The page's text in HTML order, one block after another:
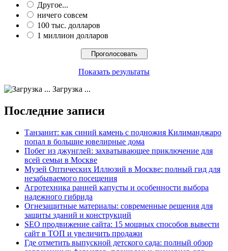
Другое...
ничего совсем
100 тыс. долларов
1 миллион долларов
Показать результаты
Загрузка ...
Последние записи
Танзанит: как синий камень с подножия Килиманджаро
попал в большие ювелирные дома
Побег из джунглей: захватывающее приключение для
всей семьи в Москве
Музей Оптических Иллюзий в Москве: полный гид для
незабываемого посещения
Агротехника ранней капусты и особенности выбора
надежного гибрида
Огнезащитные материалы: современные решения для
защиты зданий и конструкций
SEO продвижение сайта: 15 мощных способов вывести
сайт в ТОП и увеличить продажи
Где отметить выпускной детского сада: полный обзор